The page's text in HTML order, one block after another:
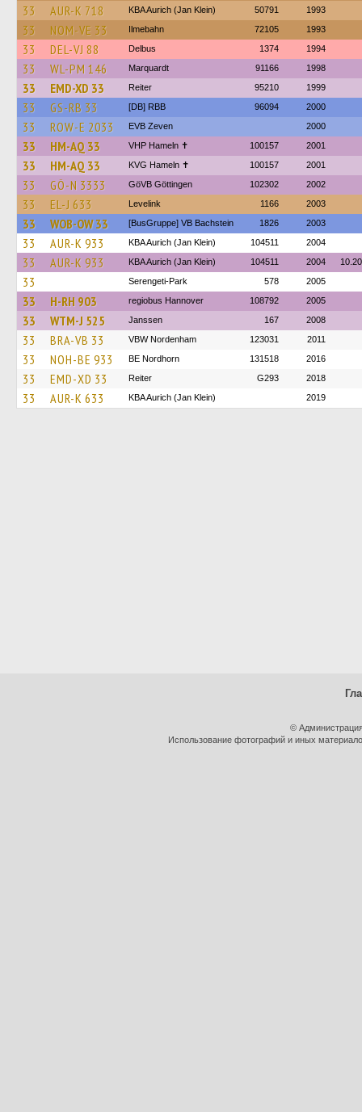
33 AUR-K 718 KBA Aurich (Jan Klein) 50791 1993
33 NOM-VE 33 Ilmebahn 72105 1993
33 DEL-VJ 88 Delbus 1374 1994
33 WL-PM 146 Marquardt 91166 1998
33 EMD-XD 33 Reiter 95210 1999
33 GS-RB 33 [DB] RBB 96094 2000
33 ROW-E 2033 EVB Zeven 2000
33 HM-AQ 33 VHP Hameln ✝ 100157 2001
33 HM-AQ 33 KVG Hameln ✝ 100157 2001
33 GÖ-N 3333 GöVB Göttingen 102302 2002
33 EL-J 633 Levelink 1166 2003
33 WOB-OW 33 [BusGruppe] VB Bachstein 1826 2003
33 AUR-K 933 KBA Aurich (Jan Klein) 104511 2004
33 AUR-K 933 KBA Aurich (Jan Klein) 104511 2004
33 Serengeti-Park 578 2005
33 H-RH 903 regiobus Hannover 108792 2005
33 WTM-J 525 Janssen 167 2008
33 BRA-VB 33 VBW Nordenham 123031 2011
33 NOH-BE 933 BE Nordhorn 131518 2016
33 EMD-XD 33 Reiter G293 2018
33 AUR-K 633 KBA Aurich (Jan Klein) 2019
©
Использование фотографий и иных